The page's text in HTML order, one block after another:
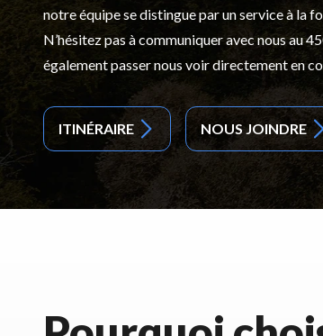
notre équipe se distingue par un service à la
N’hésitez pas à communiquer avec nous au
également passer nous voir directement en
ITINÉRAIRE NOUS JOINDRE